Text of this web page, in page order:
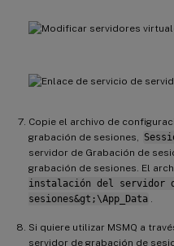
Copie el archivo de
grabación de sesiones,
servidor de Grabación de
grabación de sesiones. El
instalación del servidor
sesiones&gt;\App_Data
Si quiere utilizar MSMQ a
servidor de grabación de